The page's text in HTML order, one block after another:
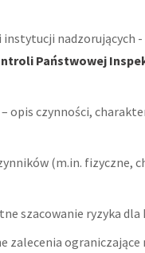
nadzorujących -
Państwowej
– opis czynności,
(m.in. fizyczne,
szacowanie ryzyka
zalecenia